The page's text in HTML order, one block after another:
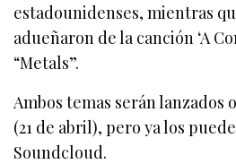
estadounidenses, mientras
adueñaron de la canción ‘A
“Metals”.
Ambos temas serán lanzados
(21 de abril), pero ya los
Soundcloud.